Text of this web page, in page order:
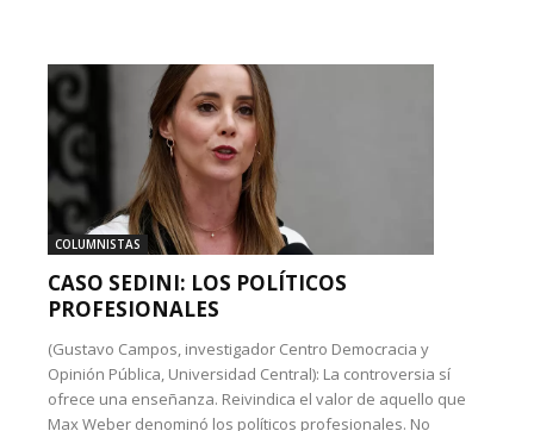
COLUMNISTAS
CASO SEDINI: LOS POLÍTICOS
PROFESIONALES
(Gustavo Campos, investigador Centro Democracia y
Opinión Pública, Universidad Central): La controversia sí
ofrece una enseñanza. Reivindica el valor de aquello que
Max Weber denominó los políticos profesionales. No